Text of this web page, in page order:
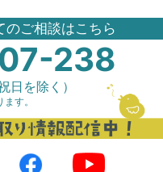
のご相談はこちら
238
日を除く）
す。